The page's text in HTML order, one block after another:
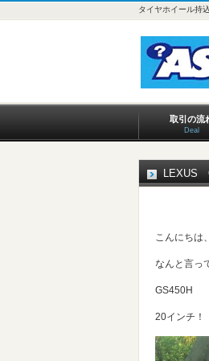
タイヤホイール持
取引の流
Deal
LEXUS
こんにちは
なんと言っ
GS450H
20インチ！